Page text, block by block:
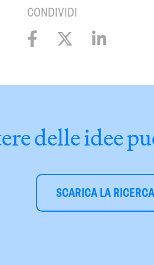
CONDIVIDI
delle idee
SCARICA LA